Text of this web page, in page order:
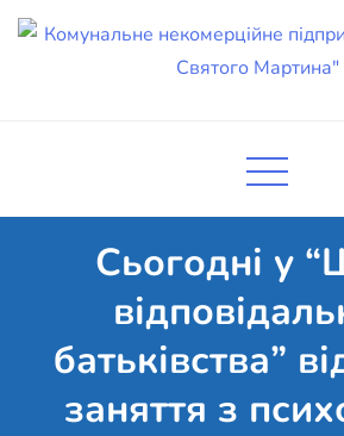
Skip
підприємство
Сьогодні у
батьківства”
заняття з